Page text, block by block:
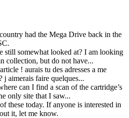
had the Mega Drive back in the
still somewhat looked at? I am looking
collection, but do not have...
! aurais tu des adresses a me
j aimerais faire quelques...
can I find a scan of the cartridge’s
only site that I saw...
these today. If anyone is interested in
it, let me know.